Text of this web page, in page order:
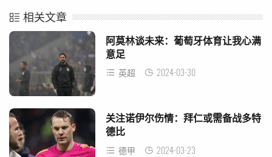
相关文章
阿莫林谈未来：葡萄牙体育让我心满
意足
英超 2024-03-30
关注诺伊尔伤情：拜仁或需备战多特
德比
德甲 2024-03-23